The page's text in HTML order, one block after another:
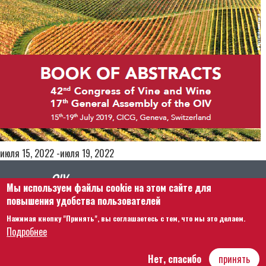
июля 15, 2022 -июля 19, 2022
Footer menu
Связаться с нами
Правила и условия
Мы используем файлы cookie на этом сайте для
повышения удобства пользователей
Нажимая кнопку "Принять", вы соглашаетесь с тем, что мы это делаем.
Подробнее
принять
Нет, спасибо